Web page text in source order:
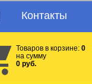
Контакты
Товаров в корзине: 0
на сумму
0 руб.